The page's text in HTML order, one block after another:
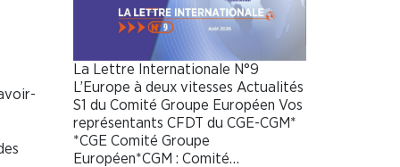
La Lettre Internationale N°9
L’Europe à deux vitesses Actualités
S1 du Comité Groupe Européen Vos
représentants CFDT du CGE-CGM*
*CGE Comité Groupe
Européen*CGM : Comité…